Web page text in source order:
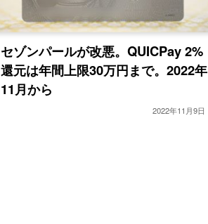
セゾンパールが改悪。QUICPay 2%
還元は年間上限30万円まで。2022年
11月から
2022年11月9日